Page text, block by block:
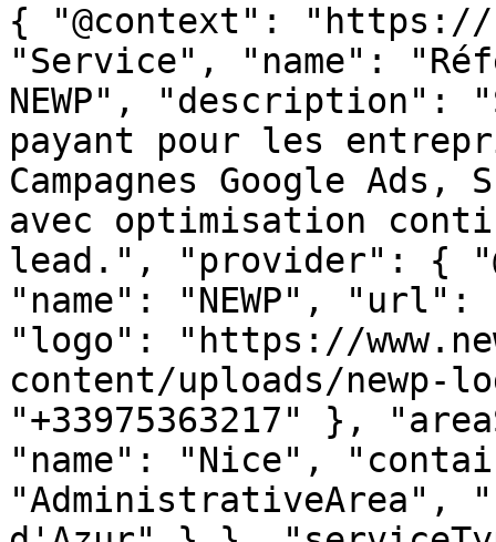
{ "@context": "https://
"Service", "name":
NEWP", "description":
payant pour les
Campagnes Google
avec optimisation
lead.", "provider": {
"name": "NEWP",
"logo": "https://
content/uploads/newp-
"+33975363217" },
"name": "Nice",
"AdministrativeArea",